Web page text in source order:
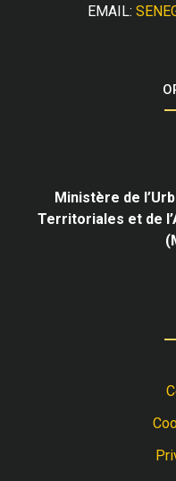
EMAIL:
Ministère de
Territoriales et de